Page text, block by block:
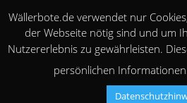
Wällerbote.de verwendet nur
der Webseite nötig sind und um
Nutzererlebnis zu gewährleisten.
persönlichen Informationen.